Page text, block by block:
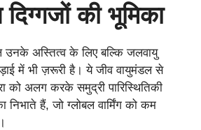
दिग्गजों की भूमिका
उनके अस्तित्व के लिए बल्कि जलवायु
में भी ज़रूरी है। ये जीव वायुमंडल से
को अलग करके समुद्री पारिस्थितिकी
निभाते हैं, जो ग्लोबल वार्मिंग को कम